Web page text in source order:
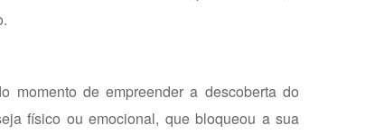
momento de empreender a descoberta do
físico ou emocional, que bloqueou a sua